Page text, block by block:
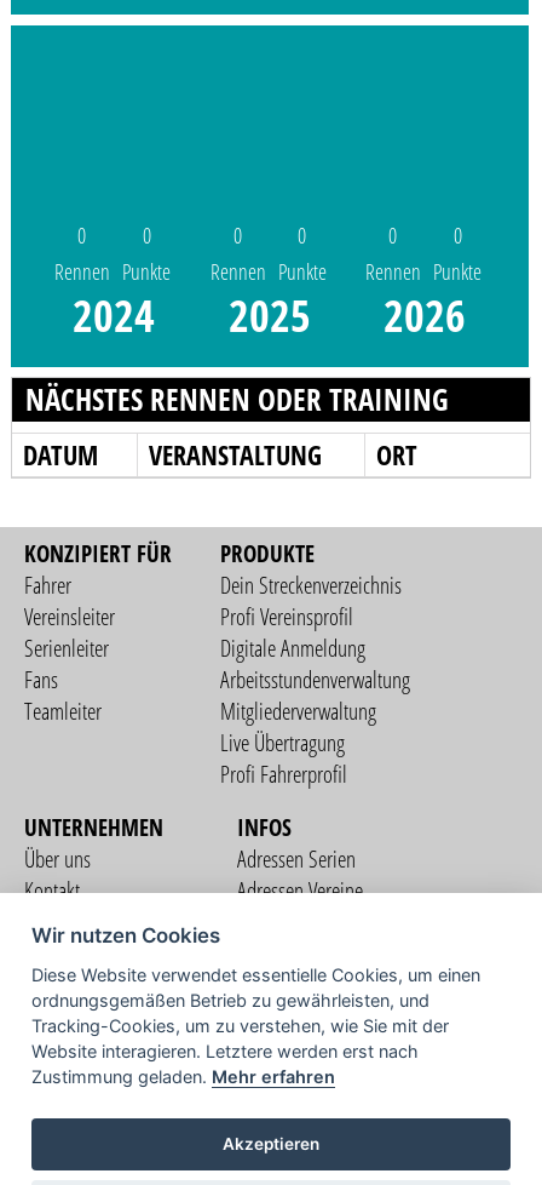
0
Rennen
0
Punkte
2024
0
Rennen
0
Punkte
2025
0
Rennen
0
Punkte
2026
NÄCHSTES RENNEN ODER TRAINING
DATUM VERANSTALTUNG ORT
KONZIPIERT FÜR
Fahrer
Vereinsleiter
Serienleiter
Fans
Teamleiter
PRODUKTE
Dein Streckenverzeichnis
Profi Vereinsprofil
Digitale Anmeldung
Arbeitsstundenverwaltung
Mitgliederverwaltung
Live Übertragung
Profi Fahrerprofil
UNTERNEHMEN
Über uns
Kontakt
Nutzungsbedingungen
Datenschutzerklärung
Impressum
INFOS
Adressen Serien
Adressen Vereine
COMMUNITY
TV
Wir nutzen Cookies
Diese Website verwendet essentielle Cookies, um einen
ordnungsgemäßen Betrieb zu gewährleisten, und
Tracking-Cookies, um zu verstehen, wie Sie mit der
Website interagieren. Letztere werden erst nach
Zustimmung geladen. Mehr erfahren
Akzeptieren